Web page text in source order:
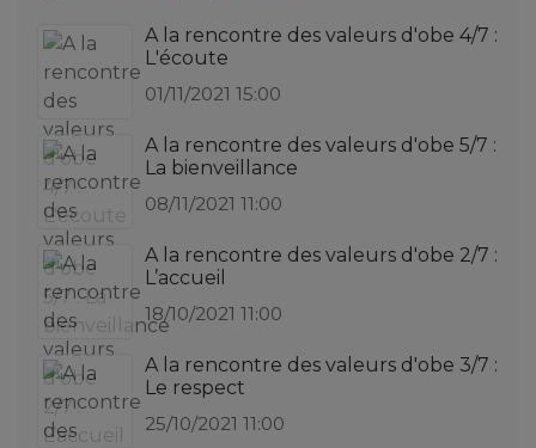
A la rencontre des valeurs d'obe 4/7 :
L'écoute
01/11/2021 15:00
A la rencontre des valeurs d'obe 5/7 :
La bienveillance
08/11/2021 11:00
A la rencontre des valeurs d'obe 2/7 :
L’accueil
18/10/2021 11:00
A la rencontre des valeurs d'obe 3/7 :
Le respect
25/10/2021 11:00